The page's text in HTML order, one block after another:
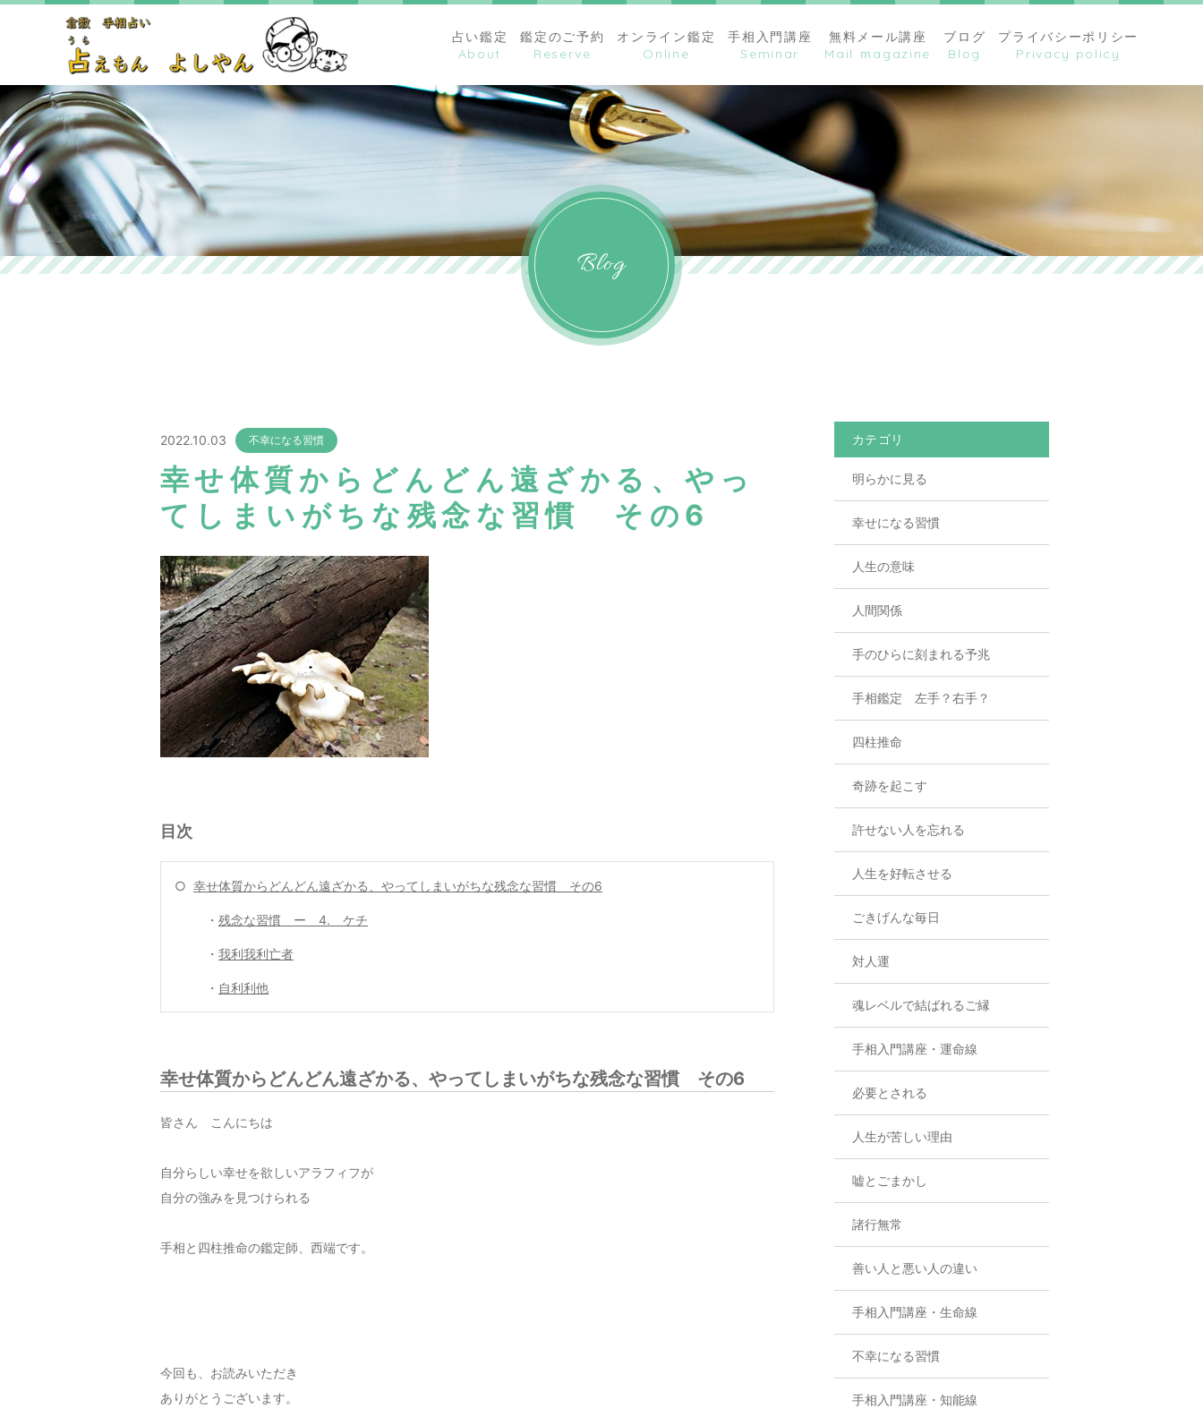
占い鑑定 鑑定のご予約 オンライン鑑定 手相入門講座 無料メール講座 ブログ プライバシーポリシー
Blog
2022.10.03 不幸になる習慣
幸せ体質からどんどん遠ざかる、やっ
てしまいがちな残念な習慣 その6
目次
○ 幸せ体質からどんどん遠ざかる、やってしまいがちな残念な習慣 その6
・ 残念な習慣 ー 4. ケチ
・ 我利我利亡者
・ 自利利他
幸せ体質からどんどん遠ざかる、やってしまいがちな残念な習慣 その6
皆さん こんにちは
自分らしい幸せを欲しいアラフィフが
自分の強みを見つけられる
手相と四柱推命の鑑定師、西端です。
今回も、お読みいただき
ありがとうございます。
カテゴリ
明らかに見る
幸せになる習慣
人生の意味
人間関係
手のひらに刻まれる予兆
手相鑑定 左手？右手？
四柱推命
奇跡を起こす
許せない人を忘れる
人生を好転させる
ごきげんな毎日
対人運
魂レベルで結ばれるご縁
手相入門講座・運命線
必要とされる
人生が苦しい理由
嘘とごまかし
諸行無常
善い人と悪い人の違い
手相入門講座・生命線
不幸になる習慣
手相入門講座・知能線